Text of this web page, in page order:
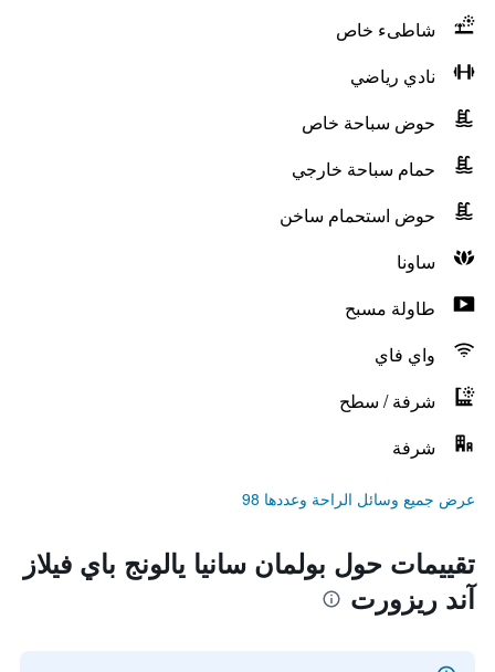
شاطىء خاص
نادي رياضي
حوض سباحة خاص
حمام سباحة خارجي
حوض استحمام ساخن
ساونا
طاولة مسبح
واي فاي
شرفة / سطح
شرفة
عرض جميع وسائل الراحة وعددها 98
تقييمات حول بولمان سانيا يالونج باي فيلاز
آند ريزورت